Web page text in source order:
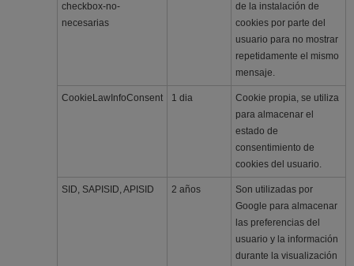
checkbox-no-
necesarias
de la instalación de
cookies por parte del
usuario para no mostrar
repetidamente el mismo
mensaje.
CookieLawInfoConsent 1 dia
Cookie propia, se utiliza
para almacenar el
estado de
consentimiento de
cookies del usuario.
SID, SAPISID, APISID 2 años
Son utilizadas por
Google para almacenar
las preferencias del
usuario y la información
durante la visualización